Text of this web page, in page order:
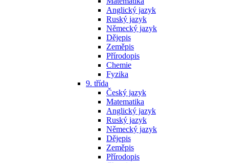
Anglický jazyk
Ruský jazyk
Německý jazyk
Dějepis
Zeměpis
Přírodopis
Chemie
Fyzika
9. třída
Český jazyk
Matematika
Anglický jazyk
Ruský jazyk
Německý jazyk
Dějepis
Zeměpis
Přírodopis